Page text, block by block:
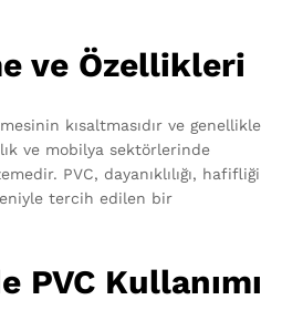
ve Özellikleri
kısaltmasıdır ve genellikle
ve mobilya sektörlerinde
PVC, dayanıklılığı, hafifliği
tercih edilen bir
PVC Kullanımı